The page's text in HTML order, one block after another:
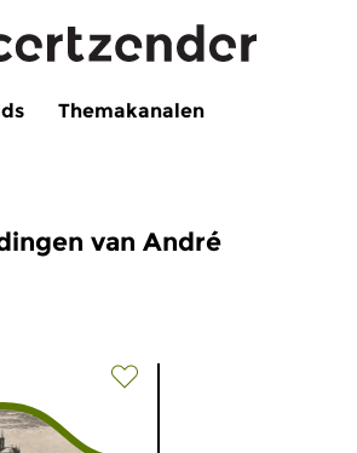
Themakanalen
van André